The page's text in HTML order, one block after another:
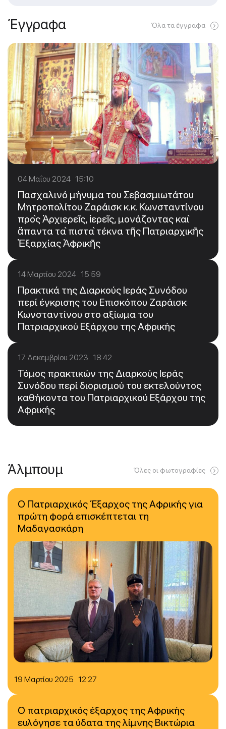
Έγγραφα Όλα τα έγγραφα
04 Μαΐου 2024 15:10
Πασχαλινό μήνυμα του Σεβασμιωτάτου
Μητροπολίτου Ζαράισκ κ.κ. Κωνσταντίνου
πρὸς Ἀρχιερεῖς, ἱερεῖς, μονάζοντας καὶ
ἅπαντα τὰ πιστὰ τέκνα τῆς Πατριαρχικῆς
Ἐξαρχίας Ἀφρικῆς
14 Μαρτίου 2024 15:59
Πρακτικά της Διαρκούς Ιεράς Συνόδου
περί έγκρισης του Επισκόπου Ζαράισκ
Κωνσταντίνου στο αξίωμα του
Πατριαρχικού Εξάρχου της Αφρικής
17 Δεκεμβρίου 2023 18:42
Τόμος πρακτικών της Διαρκούς Ιεράς
Συνόδου περί διορισμού του εκτελούντος
καθήκοντα του Πατριαρχικού Εξάρχου της
Αφρικής
Άλμπουμ Όλες οι φωτογραφίες
19 Μαρτίου 2025 12:27
Ο Πατριαρχικός Έξαρχος της Αφρικής για
πρώτη φορά επισκέπτεται τη
Μαδαγασκάρη
Ο πατριαρχικός έξαρχος της Αφρικής
ευλόγησε τα ύδατα της λίμνης Βικτώρια